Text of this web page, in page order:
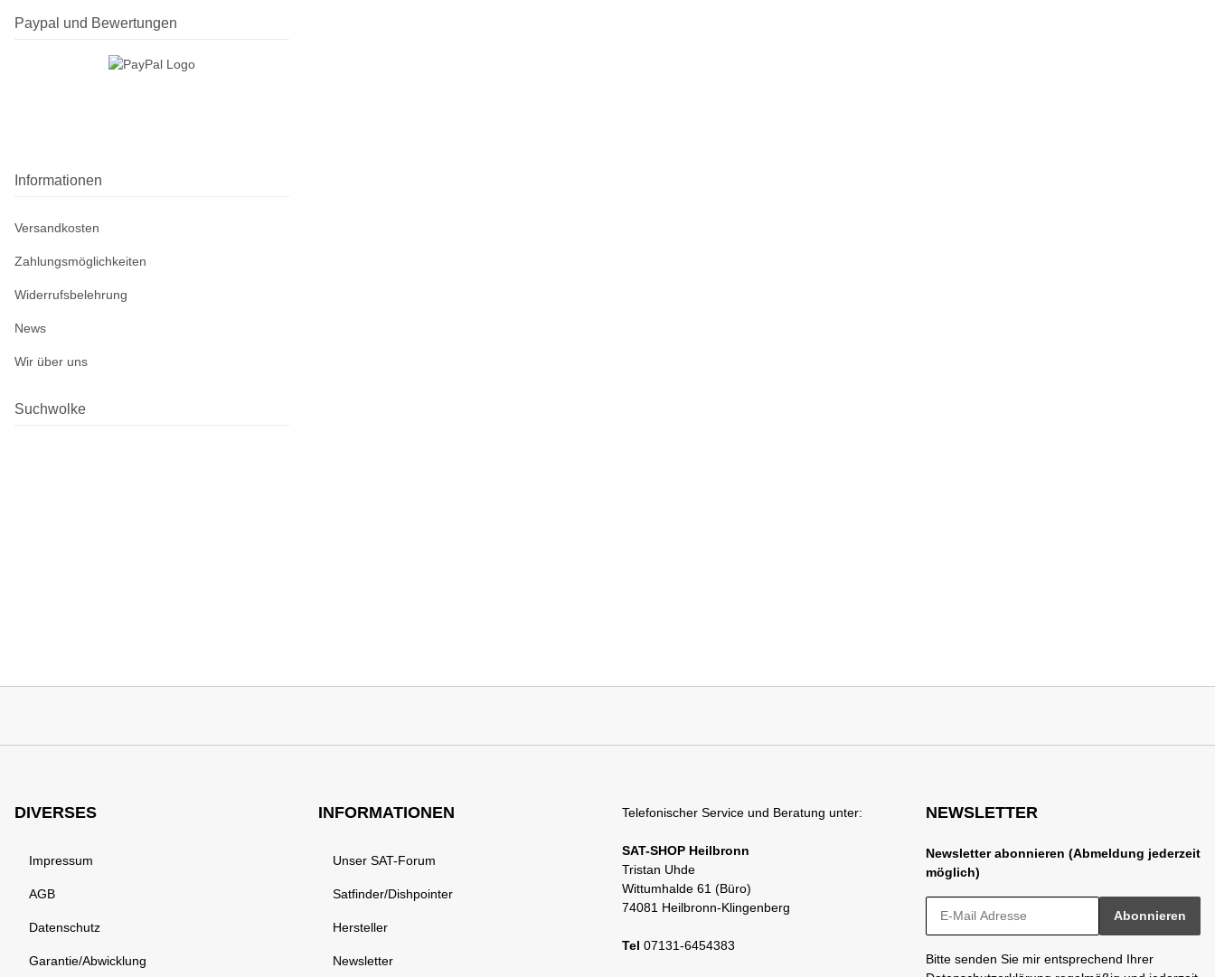
Paypal und Bewertungen
Informationen
Versandkosten
Zahlungsmöglichkeiten
Widerrufsbelehrung
News
Wir über uns
Suchwolke
DIVERSES
Impressum
AGB
Datenschutz
Garantie/Abwicklung
INFORMATIONEN
Unser SAT-Forum
Satfinder/Dishpointer
Hersteller
Newsletter
Telefonischer Service und Beratung unter:
SAT-SHOP Heilbronn
Tristan Uhde
Wittumhalde 61 (Büro)
74081 Heilbronn-Klingenberg
Tel 07131-6454383
NEWSLETTER
Newsletter abonnieren (Abmeldung jederzeit
möglich)
Abonnieren
Bitte senden Sie mir entsprechend Ihrer